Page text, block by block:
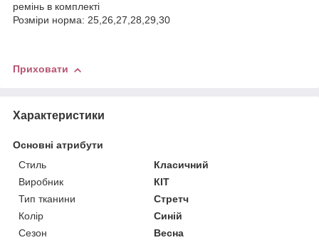
ремінь в комплекті
Розміри норма: 25,26,27,28,29,30
Приховати
Характеристики
Основні атрибути
Стиль
Класичний
Виробник
КІТ
Тип тканини
Стретч
Колір
Синій
Сезон
Весна